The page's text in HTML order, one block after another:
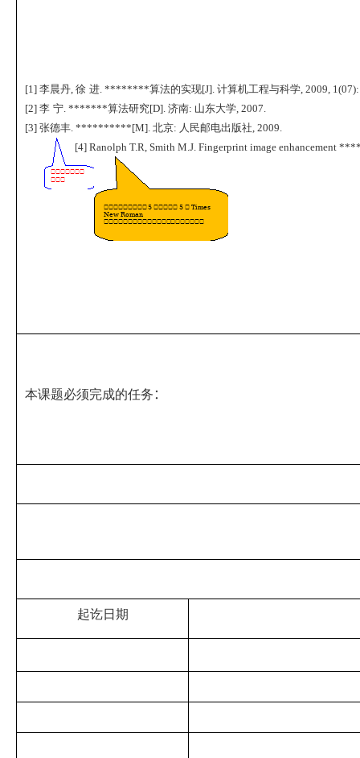
[1] 李晨丹, 徐 进. ********算法的实现[J]. 计算机工程与科学, 2009,
[2] 李 宁. *******算法研究[D]. 济南: 山东大学, 2007.
[3] 张德丰. **********[M]. 北京: 人民邮电出版社, 2009.
[4] Ranolph T.R, Smith M.J. Fingerprint image
本课题必须完成的任务 ：
起讫日期